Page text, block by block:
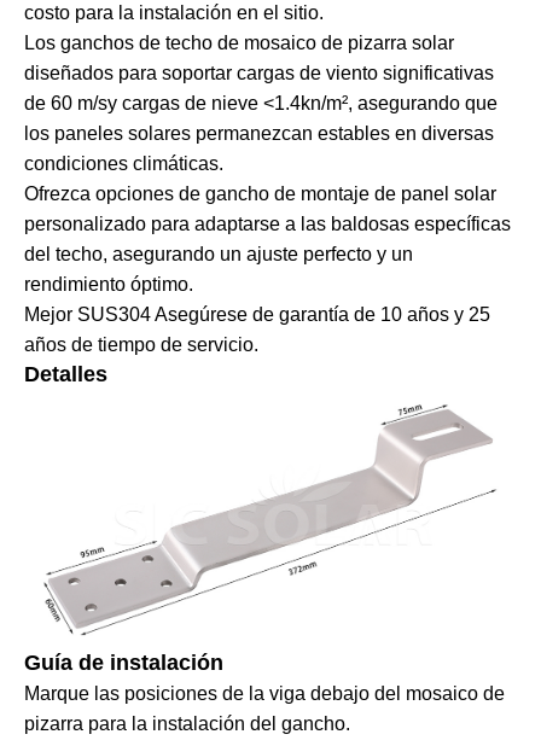
costo para la instalación en el sitio.
Los ganchos de techo de mosaico de pizarra solar
diseñados para soportar cargas de viento significativas
de 60 m/sy cargas de nieve <1.4kn/m², asegurando que
los paneles solares permanezcan estables en diversas
condiciones climáticas.
Ofrezca opciones de gancho de montaje de panel solar
personalizado para adaptarse a las baldosas específicas
del techo, asegurando un ajuste perfecto y un
rendimiento óptimo.
Mejor SUS304 Asegúrese de garantía de 10 años y 25
años de tiempo de servicio.
Detalles
Guía de instalación
Marque las posiciones de la viga debajo del mosaico de
pizarra para la instalación del gancho.